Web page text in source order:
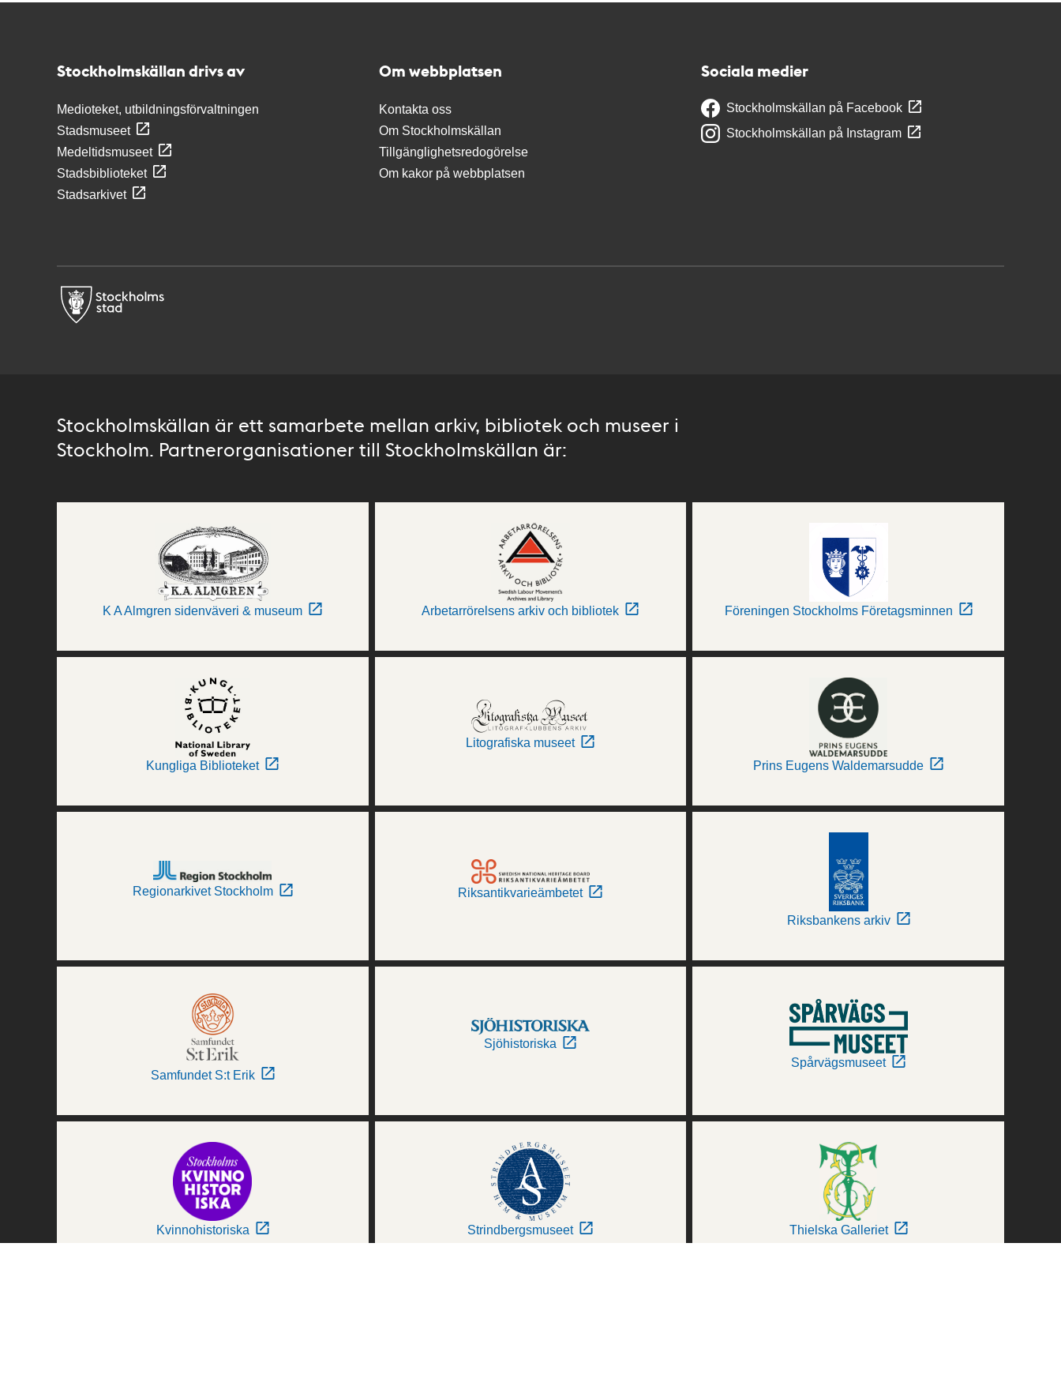
Stockholmskällan drivs av
Medioteket, utbildningsförvaltningen
Stadsmuseet
Medeltidsmuseet
Stadsbiblioteket
Stadsarkivet
Om webbplatsen
Kontakta oss
Om Stockholmskällan
Tillgänglighetsredogörelse
Om kakor på webbplatsen
Sociala medier
Stockholmskällan på Facebook
Stockholmskällan på Instagram
Stockholmskällan är ett samarbete mellan arkiv, bibliotek och museer i
Stockholm. Partnerorganisationer till Stockholmskällan är:
K A Almgren sidenväveri & museum Arbetarrörelsens arkiv och bibliotek Föreningen Stockholms Företagsminnen
Kungliga Biblioteket
Litografiska museet
Prins Eugens Waldemarsudde
Regionarkivet Stockholm Riksantikvarieämbetet
Riksbankens arkiv
Samfundet S:t Erik
Sjöhistoriska
Spårvägsmuseet
Kvinnohistoriska Strindbergsmuseet Thielska Galleriet